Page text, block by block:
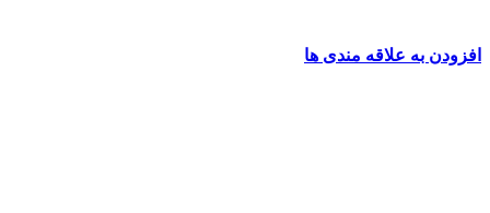
افزودن به علاقه مندی ها